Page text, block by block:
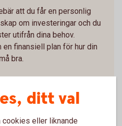
att du får en personlig
om investeringar och du
utifrån dina behov.
finansiell plan för hur din
bra.
ditt val
cookies eller liknande